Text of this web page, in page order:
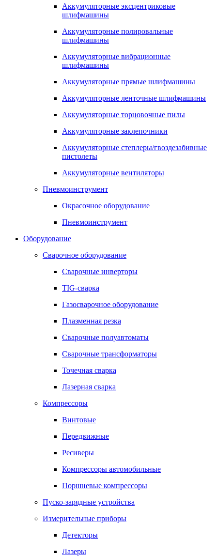
Аккумуляторные эксцентриковые
шлифмашины
Аккумуляторные полировальные
шлифмашины
Аккумуляторные вибрационные
шлифмашины
Аккумуляторные прямые шлифмашины
Аккумуляторные ленточные шлифмашины
Аккумуляторные торцовочные пилы
Аккумуляторные заклепочники
Аккумуляторные степлеры/гвоздезабивные
пистолеты
Аккумуляторные вентиляторы
Пневмоинструмент
Окрасочное оборудование
Пневмоинструмент
Оборудование
Сварочное оборудование
Сварочные инверторы
TIG-сварка
Газосварочное оборудование
Плазменная резка
Сварочные полуавтоматы
Сварочные трансформаторы
Точечная сварка
Лазерная сварка
Компрессоры
Винтовые
Передвижные
Ресиверы
Компрессоры автомобильные
Поршневые компрессоры
Пуско-зарядные устройства
Измерительные приборы
Детекторы
Лазеры